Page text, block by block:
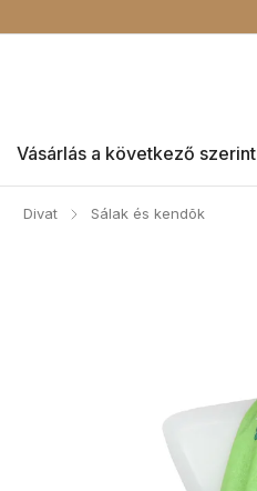
Vásárlás a következő szerint
Divat / Sálak és kendõk